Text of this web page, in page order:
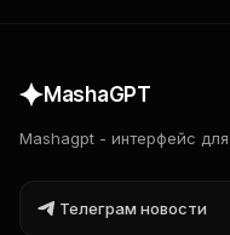
MashaGPT
Mashagpt - интерфейс
Телеграм новости